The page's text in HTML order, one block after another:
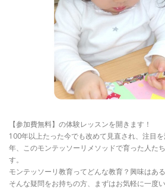
【参加費無料】の体験レッスンを開きます！
100年以上たった今でも改めて見直され、注目
年、このモンテッソーリメソッドで育った人た
す。
モンテッソーリ教育ってどんな教育？興味はあ
そんな疑問をお持ちの方、まずはお気軽に一度